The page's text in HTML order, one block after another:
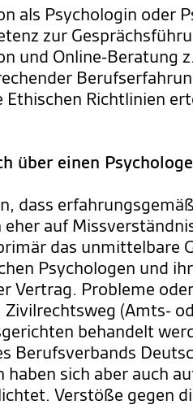
als Psychologin oder
zur
und Online-Beratung
Ethischen Richtlinien
über einen
dass
auf
das unmittelbare
Psychologen und
Vertrag. Probleme
Zivilrechtsweg (Amts-
behandelt
Berufsverbands
haben sich aber auch
Verstöße gegen